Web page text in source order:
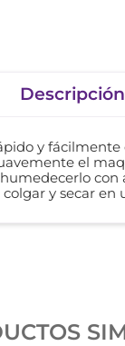
Descripción
y
el
con
y secar